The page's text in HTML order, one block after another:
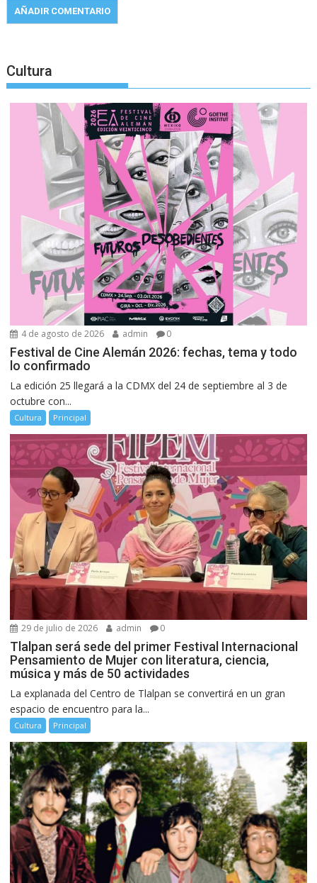
Cultura
4 de agosto de 2026 admin 0
Festival de Cine Alemán 2026: fechas, tema y todo
lo confirmado
La edición 25 llegará a la CDMX del 24 de septiembre al 3 de
octubre con...
Cultura Principal
29 de julio de 2026 admin 0
Tlalpan será sede del primer Festival Internacional
Pensamiento de Mujer con literatura, ciencia,
música y más de 50 actividades
La explanada del Centro de Tlalpan se convertirá en un gran
espacio de encuentro para la...
Cultura Principal